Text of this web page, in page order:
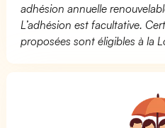
adhésion annuelle
L’adhésion est facultative.
proposées sont éligibles à la